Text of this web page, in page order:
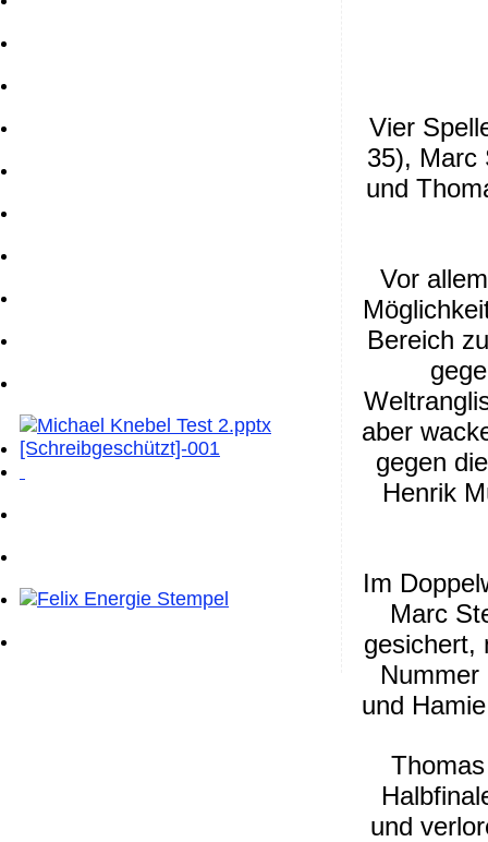
Vier
35), Marc
und
Vor
Bereich
aber
gegen
Henrik
Im
Marc
gesichert,
und
und